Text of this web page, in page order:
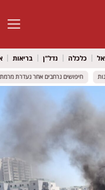
פתח
כלכלה נדל"ן בריאות
חיפושים נרחבים אחר נעדרת מרמת גן
חיפושים נרחבים אחר נעדרת מרמת גן